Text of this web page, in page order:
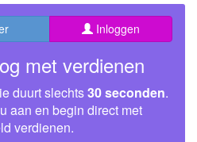
Inloggen
Start vandaag nog met verdienen
duurt slechts30 seconden.
aan en begin direct met
verdienen.